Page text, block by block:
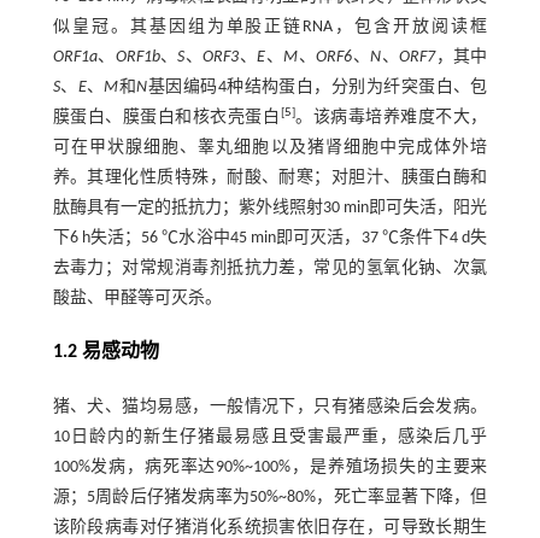
似皇冠。其基因组为单股正链RNA，包含开放阅读框
ORF1a、 ORF1b、S、ORF3、E、M、ORF6、N、ORF7，其中
S、 E、M和N基因编码4种结构蛋白，分别为纤突蛋白、包
膜蛋白、膜蛋白和核衣壳蛋白 [5]。该病毒培养难度不大，
可在甲状腺细胞、睾丸细胞以及猪肾细胞中完成体外培
养。其理化性质特殊，耐酸、耐寒；对胆汁、胰蛋白酶和
肽酶具有一定的抵抗力；紫外线照射30 min即可失活，阳光
下6 h失活；56 ℃水浴中45 min即可灭活，37 ℃条件下4 d失
去毒力；对常规消毒剂抵抗力差，常见的氢氧化钠、次氯
酸盐、甲醛等可灭杀。
1.2 易感动物
猪、犬、猫均易感，一般情况下，只有猪感染后会发病。
10日龄内的新生仔猪最易感且受害最严重，感染后几乎
100%发病，病死率达90%~100%，是养殖场损失的主要来
源；5周龄后仔猪发病率为50%~80%，死亡率显著下降，但
该阶段病毒对仔猪消化系统损害依旧存在，可导致长期生